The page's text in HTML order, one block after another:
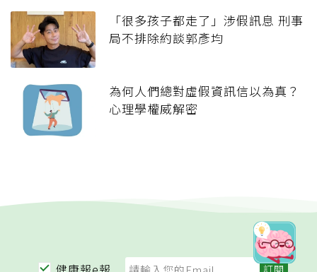
「很多孩子都走了」涉假訊息 刑事
局不排除約談郭彥均
為何人們總對虛假資訊信以為真？
心理學權威解密